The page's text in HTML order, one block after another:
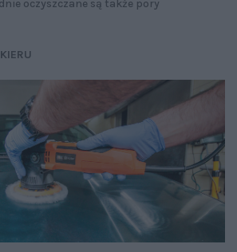
oczyszczane są także pory